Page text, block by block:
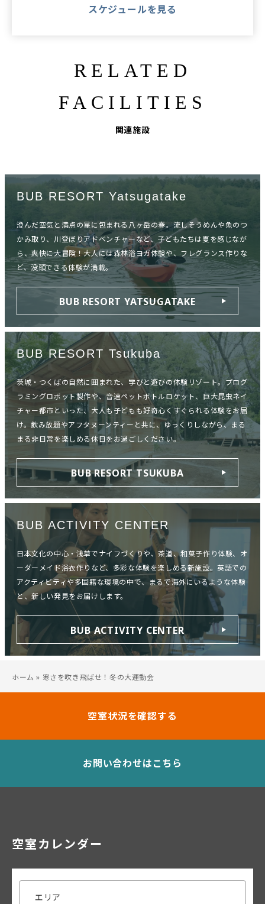
スケジュールを見る
RELATED
FACILITIES
関連施設
BUB RESORT Yatsugatake
澄んだ空気と満点の星に包まれる八ヶ岳の春。流しそうめんや魚のつ
かみ取り、川登ぼりアドベンチャーなど、子どもたちは夏を感じなが
ら、爽快に大冒険！大人には森林浴ヨガ体験や、フレグランス作りな
ど、没頭できる体験が満載。
BUB RESORT YATSUGATAKE
BUB RESORT Tsukuba
茨城・つくばの自然に囲まれた、学びと遊びの体験リゾート。プログ
ラミングロボット製作や、音速ペットボトルロケット、巨大昆虫ネイ
チャー都市といった、大人も子どもも好奇心くすぐられる体験をお届
け。飲み放題やアフタヌーンティーと共に、ゆっくりしながら、まる
まる非日常を楽しめる休日をお過ごしください。
BUB RESORT TSUKUBA
BUB ACTIVITY CENTER
日本文化の中心・浅草でナイフづくりや、茶道、和菓子作り体験、オ
ーダーメイド浴衣作りなど、多彩な体験を楽しめる新施設。英語での
アクティビティや多国籍な環境の中で、まるで海外にいるような体験
と、新しい発見をお届けします。
BUB ACTIVITY CENTER
ホーム » 寒さを吹き飛ばせ！冬の大運動会
空室状況を確認する
お問い合わせはこちら
空室カレンダー
エリア